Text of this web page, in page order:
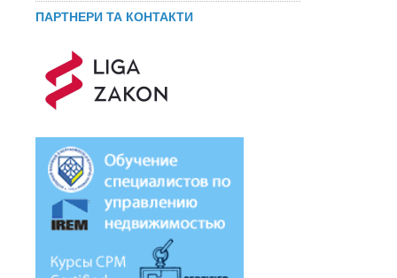
ПАРТНЕРИ ТА КОНТАКТИ